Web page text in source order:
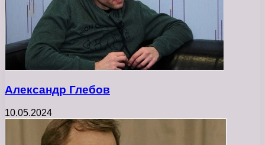
Александр Глебов
10.05.2024